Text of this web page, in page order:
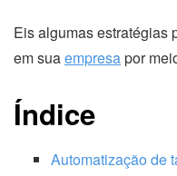
Eis algumas estratégias
em suaempresapor
Índice
Automatização de